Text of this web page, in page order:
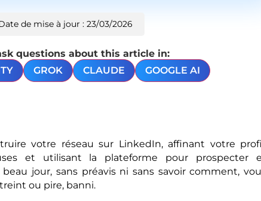
de mise à jour : 23/03/2026
questions about this article in:
GROK CLAUDE GOOGLE AI
votre réseau sur LinkedIn, affinant votre
et utilisant la plateforme pour prospecter
jour, sans préavis ni sans savoir comment,
ou pire, banni.